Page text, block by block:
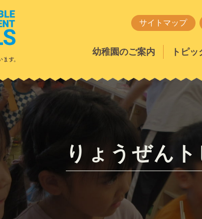
サイトマップ
幼稚園のご案内 トピッ
りょうぜん